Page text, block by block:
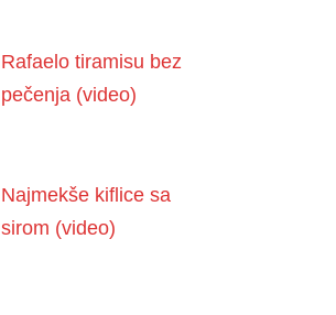
Rafaelo tiramisu bez
pečenja (video)
Najmekše kiflice sa
sirom (video)